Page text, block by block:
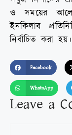
ও সময়ের আলো
ইনকিলাব
নির্বাচিত করা হয়।
Facebook
WhatsApp
Leave a